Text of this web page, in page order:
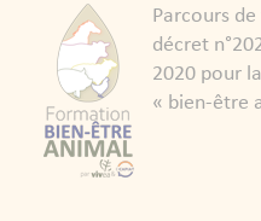
Parcours
décret
2020 pour
« bien-être